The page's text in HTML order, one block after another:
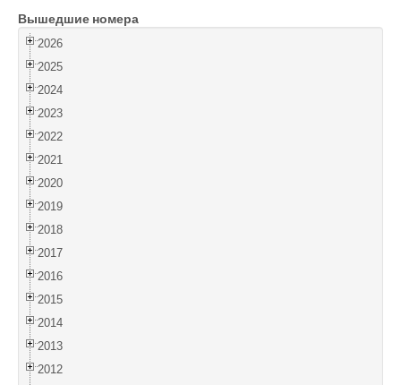
Войти
Вышедшие номера
2026
2025
2024
2023
2022
2021
2020
2019
2018
2017
2016
2015
2014
2013
2012